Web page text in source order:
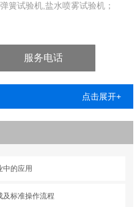
簧试验机,盐水喷雾试验机；
服务电话
点击展开+
中的应用
及标准操作流程